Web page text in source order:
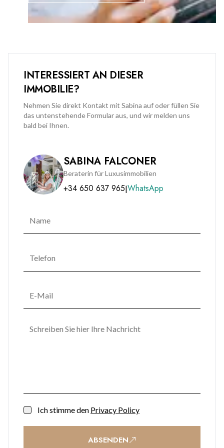
INTERESSIERT AN DIESER
IMMOBILIE?
Nehmen Sie direkt Kontakt mit Sabina auf oder füllen Sie
das untenstehende Formular aus, und wir melden uns
bald bei Ihnen.
SABINA FALCONER
Beraterin für Luxusimmobilien
+34 650 637 965|WhatsApp
Ich stimme den Privacy Policy
ABSENDEN